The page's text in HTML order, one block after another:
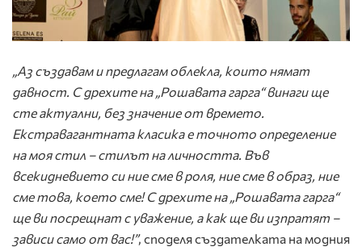
„Аз създавам и предлагам облекла, които нямат
давност. С дрехите на „Рошавата гарга“ винаги ще
сте актуални, без значение от времето.
Екстравагантната класика е точното определение
на моя стил – стилът на личността. Във
всекидневието си ние сме в роля, ние сме в образ, ние
сме това, което сме! С дрехите на „Рошавата гарга“
ще ви посрещнат с уважение, а как ще ви изпратят –
зависи само от вас!”, споделя създателката на модния